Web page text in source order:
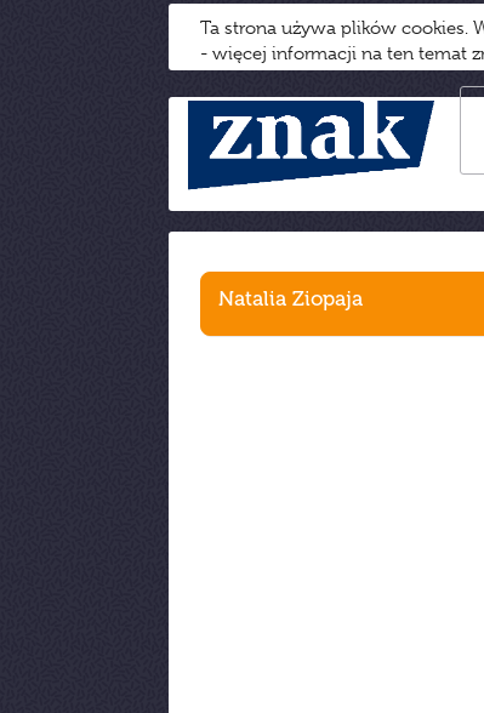
Ta strona używa plików cookies.
- więcej informacji na ten temat
Natalia Ziopaja